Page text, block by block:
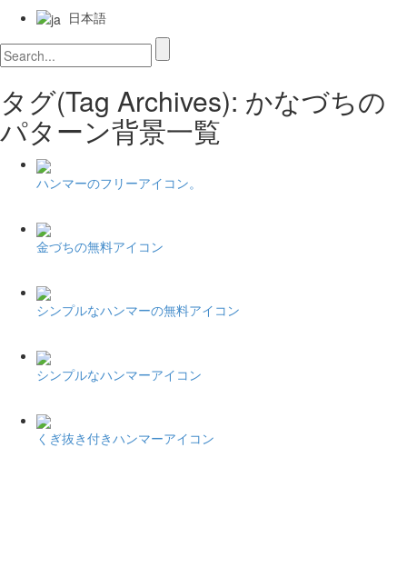
日本語
タグ(Tag Archives): かなづちの
パターン背景一覧
ハンマーのフリーアイコン。
金づちの無料アイコン
シンプルなハンマーの無料アイコン
シンプルなハンマーアイコン
くぎ抜き付きハンマーアイコン